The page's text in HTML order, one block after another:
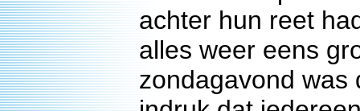
achter hun reet
alles weer eens
zondagavond was